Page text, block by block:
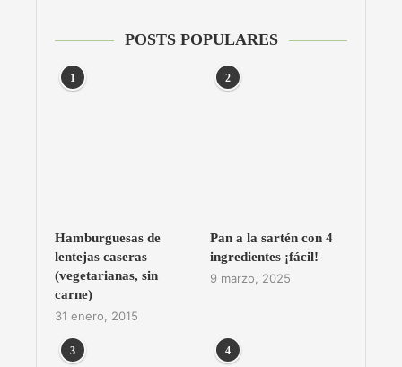
POSTS POPULARES
1
Hamburguesas de
lentejas caseras
(vegetarianas, sin
carne)
31 enero, 2015
2
Pan a la sartén con 4
ingredientes ¡fácil!
9 marzo, 2025
3 4